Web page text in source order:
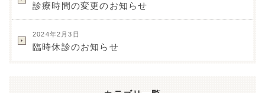
診療時間の変更のお知らせ
2024年2月3日
臨時休診のお知らせ